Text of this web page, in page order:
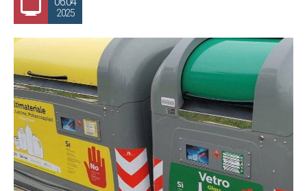
2025